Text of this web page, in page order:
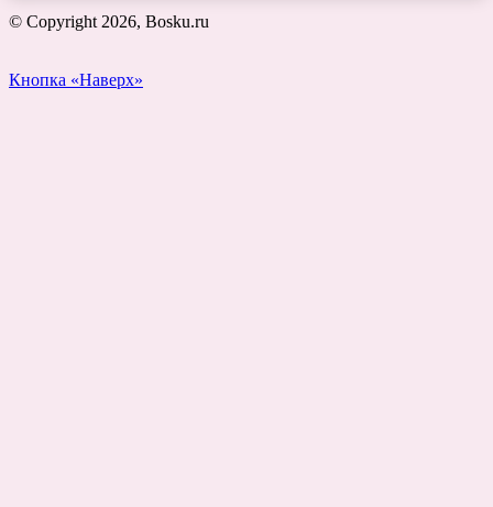
© Copyright 2026, Bosku.ru
Кнопка «Наверх»